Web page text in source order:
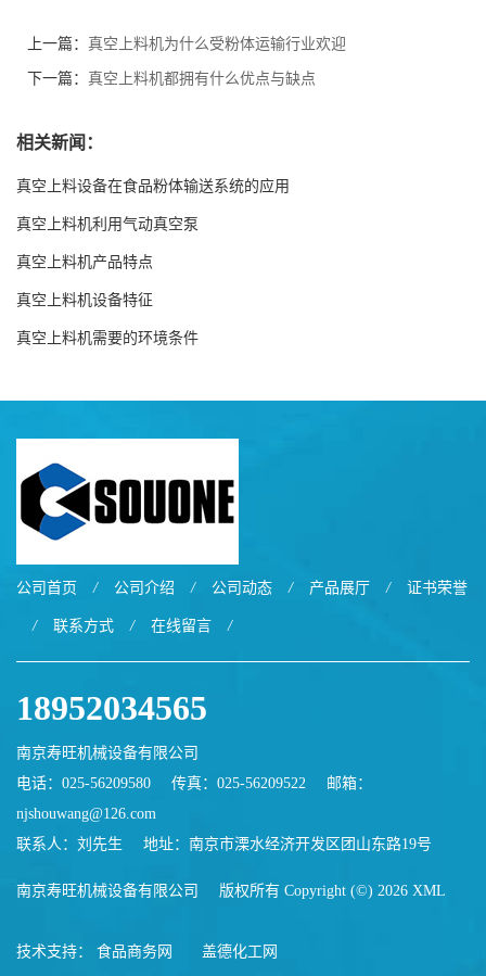
上一篇： 真空上料机为什么受粉体运输行业欢迎
下一篇： 真空上料机都拥有什么优点与缺点
相关新闻：
真空上料设备在食品粉体输送系统的应用
真空上料机利用气动真空泵
真空上料机产品特点
真空上料机设备特征
真空上料机需要的环境条件
公司首页 / 公司介绍 / 公司动态 / 产品展厅 / 证书荣誉
/ 联系方式 / 在线留言 /
18952034565
南京寿旺机械设备有限公司
电话：025-56209580
传真：025-56209522
邮箱：
njshouwang@126.com
联系人：刘先生
地址：南京市溧水经济开发区团山东路19号
南京寿旺机械设备有限公司 版权所有 Copyright (©) 2026 XML
技术支持： 食品商务网 盖德化工网